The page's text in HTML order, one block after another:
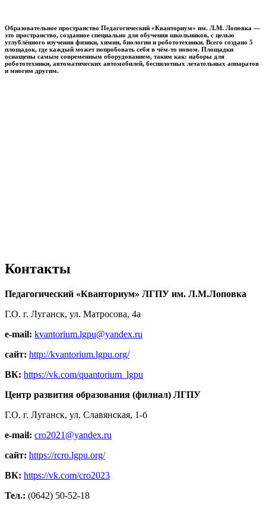
Образовательное пространство Педагогический «Кванториум» им. Л.М. Лоповка —
это пространство, созданное специально для обучения школьников, с целью
углублённого изучения физики, химии, биологии и робототехники. Всего создано 5
площадок, где каждый может попробовать себя в чём-то новом. Площадки
оснащены самым современным оборудованием, таким как: наборы для
робототехники, автоматических автомобилей, беспилотных летательных аппаратов
и многим другим.
Контакты
Педагогический «Кванториум» ЛГПУ им. Л.М.Лоповка
Г.О. г. Луганск, ул. Матросова, 4а
e-mail: kvantorium.lgpu@yandex.ru
сайт: http://kvantorium.lgpu.org/
ВК: https://vk.com/quantorium_lgpu
Центр развития образования (филиал) ЛГПУ
Г.О. г. Луганск, ул. Славянская, 1-б
e-mail: cro2021@yandex.ru
сайт: https://rcro.lgpu.org/
ВК: https://vk.com/cro2023
Тел.: (0642) 50-52-18